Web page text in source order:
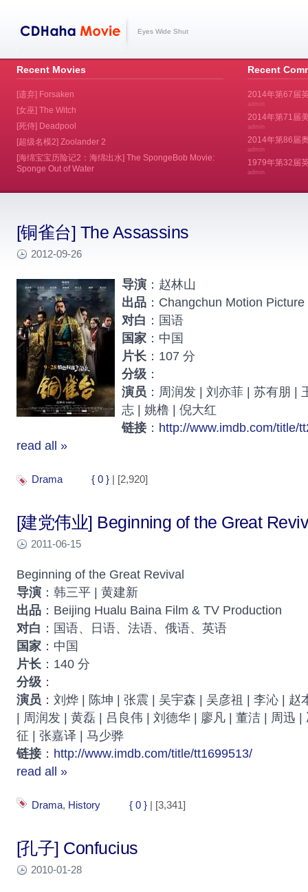
Eyes Wide Shut
Recent
2014年第67届
admin
2014年第71届
admin
2014年第86届
admin
1979年第32届
admin
[铜雀台] The Assassins
2012-09-26
导演 ：赵林山
出品 ：Changchun Motion
对白 ：国语
国家 ：中国
片长 ：107 分
分级 ：
演员 ：周润发 | 刘亦菲 | 苏有朋 |
志 | 姚橹 | 倪大红
链接 ： http://www.imdb.com/title/
read all »
Drama { 0 } | [2,920]
[建党伟业] Beginning of the Great
2011-06-15
Beginning of the Great Revival
导演 ：韩三平 | 黄建新
出品 ：Beijing Hualu Baina Film & TV Production
对白 ：国语、日语、法语、俄语、英语
国家 ：中国
片长 ：140 分
分级 ：
演员 ：刘烨 | 陈坤 | 张震 | 吴宇森 | 吴彦祖 | 李沁 | 赵
| 周润发 | 黄磊 | 吕良伟 | 刘德华 | 廖凡 | 董洁 | 周迅 |
征 | 张嘉译 | 马少骅
链接 ： http://www.imdb.com/title/tt1699513/
read all »
Drama, History { 0 } | [3,341]
[孔子] Confucius
2010-01-28
Recent Movies
[遗弃] Forsaken
[女巫] The Witch
[死侍] Deadpool
[超级名模2] Zoolander 2
[海绵宝宝历险记2：海绵出水] The SpongeBob Movie:
Sponge Out of Water